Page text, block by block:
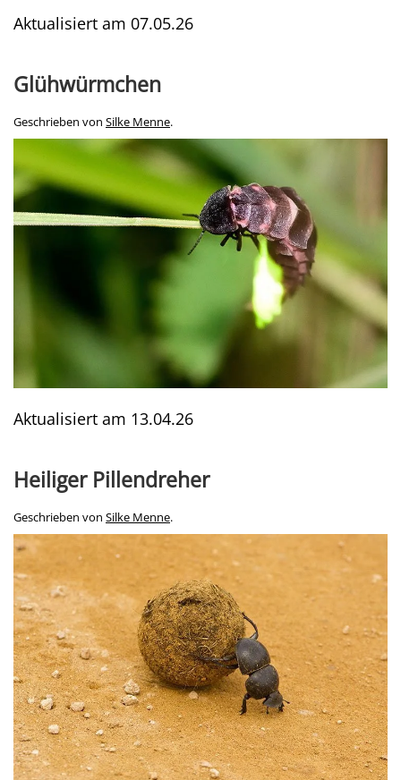
Aktualisiert am 07.05.26
Glühwürmchen
Geschrieben von Silke Menne.
Aktualisiert am 13.04.26
Heiliger Pillendreher
Geschrieben von Silke Menne.